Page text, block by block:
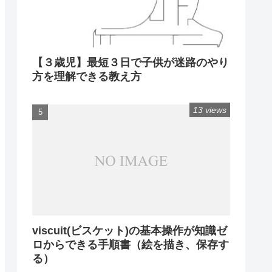
【３歳児】最短３日で子供が迷路のやり
方を理解できる教え方
viscuit(ビスケット)の基本操作が知識ゼ
ロからできる手順書（絵を描き、保存す
る）
13 views